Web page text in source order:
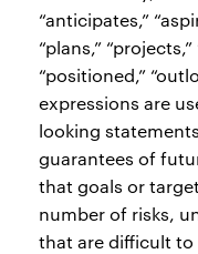
“anticipates,”
“plans,”
“positioned,”
expressions are
looking
guarantees of
that goals or
number of risks,
that are difficult to